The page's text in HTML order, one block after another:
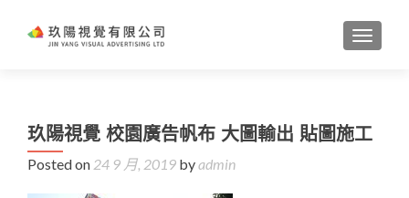
玖陽視覺 校園廣告帆布 大圖輸出 貼圖施工
Posted on 24 9 月, 2019 byadmin